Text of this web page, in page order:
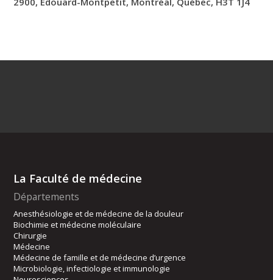
La Faculté de médecine
Départements
Anesthésiologie et de médecine de la douleur
Biochimie et médecine moléculaire
Chirurgie
Médecine
Médecine de famille et de médecine d’urgence
Microbiologie, infectiologie et immunologie